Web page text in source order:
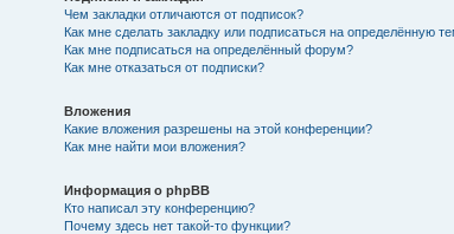
Чем закладки отличаются от подписок?
Как мне сделать закладку или подписаться на определённую
Как мне подписаться на определённый форум?
Как мне отказаться от подписки?
Вложения
Какие вложения разрешены на этой конференции?
Как мне найти мои вложения?
Информация о phpBB
Кто написал эту конференцию?
Почему здесь нет такой-то функции?